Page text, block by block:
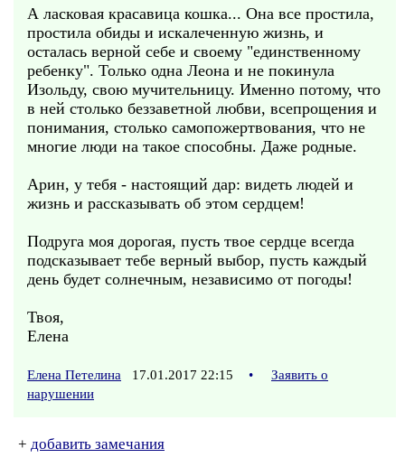
А ласковая красавица кошка... Она все простила,
простила обиды и искалеченную жизнь, и
осталась верной себе и своему "единственному
ребенку". Только одна Леона и не покинула
Изольду, свою мучительницу. Именно потому, что
в ней столько беззаветной любви, всепрощения и
понимания, столько самопожертвования, что не
многие люди на такое способны. Даже родные.
Арин, у тебя - настоящий дар: видеть людей и
жизнь и рассказывать об этом сердцем!
Подруга моя дорогая, пусть твое сердце всегда
подсказывает тебе верный выбор, пусть каждый
день будет солнечным, независимо от погоды!
Твоя,
Елена
Елена Петелина 17.01.2017 22:15 •
Заявить о
нарушении
+ добавить замечания